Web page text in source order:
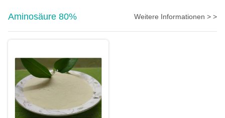
Aminosäure 80%
Weitere Informationen > >